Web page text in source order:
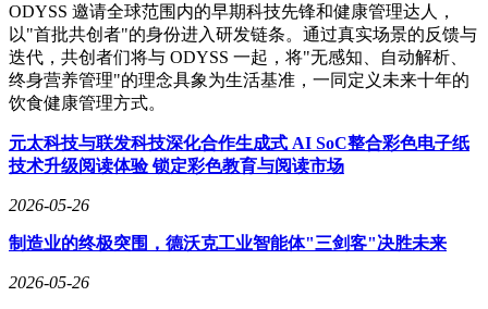
ODYSS 邀请全球范围内的早期科技先锋和健康管理达人，
以"首批共创者"的身份进入研发链条。通过真实场景的反馈与
迭代，共创者们将与 ODYSS 一起，将"无感知、自动解析、
终身营养管理"的理念具象为生活基准，一同定义未来十年的
饮食健康管理方式。
元太科技与联发科技深化合作生成式 AI SoC整合彩色电子纸
技术升级阅读体验 锁定彩色教育与阅读市场
2026-05-26
制造业的终极突围，德沃克工业智能体"三剑客"决胜未来
2026-05-26